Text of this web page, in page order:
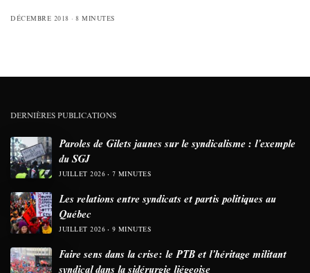
DÉCEMBRE 2018 8 MINUTES
DERNIÈRES PUBLICATIONS
Paroles de Gilets jaunes sur le syndicalisme : l’exemple
du SGJ
JUILLET 2026 7 MINUTES
Les relations entre syndicats et partis politiques au
Québec
JUILLET 2026 9 MINUTES
Faire sens dans la crise: le PTB et l’héritage militant
syndical dans la sidérurgie liégeoise